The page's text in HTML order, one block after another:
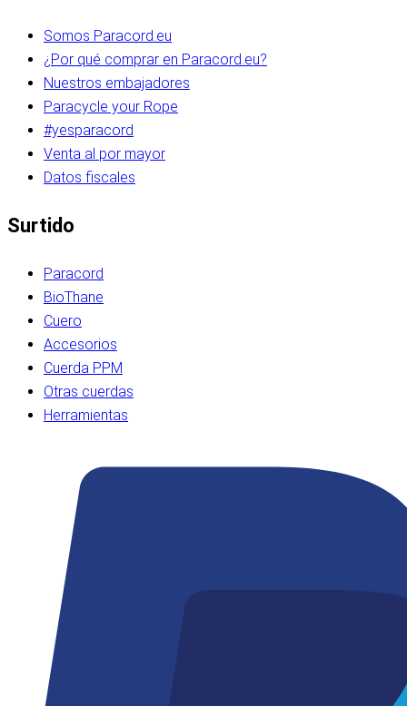
Somos Paracord.eu
¿Por qué comprar en Paracord.eu?
Nuestros embajadores
Paracycle your Rope
#yesparacord
Venta al por mayor
Datos fiscales
Surtido
Paracord
BioThane
Cuero
Accesorios
Cuerda PPM
Otras cuerdas
Herramientas